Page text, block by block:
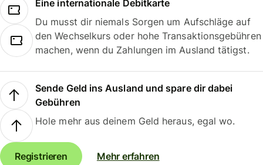
Eine internationale Debitkarte
Du musst dir niemals Sorgen um Aufschläge auf
den Wechselkurs oder hohe Transaktionsgebühren
machen, wenn du Zahlungen im Ausland tätigst.
Sende Geld ins Ausland und spare dir dabei
Gebühren
Hole mehr aus deinem Geld heraus, egal wo.
Registrieren Mehr erfahren